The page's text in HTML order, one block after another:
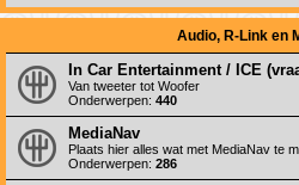
Audio, R-Link en
In Car Entertainment / ICE
Van tweeter tot Woofer
Onderwerpen: 440
MediaNav
Plaats hier alles wat met MediaNav te
Onderwerpen: 286